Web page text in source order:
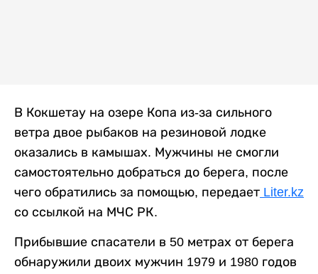
В Кокшетау на озере Копа из-за сильного
ветра двое рыбаков на резиновой лодке
оказались в камышах. Мужчины не смогли
самостоятельно добраться до берега, после
чего обратились за помощью, передает Liter.kz
со ссылкой на МЧС РК.
Прибывшие спасатели в 50 метрах от берега
обнаружили двоих мужчин 1979 и 1980 годов